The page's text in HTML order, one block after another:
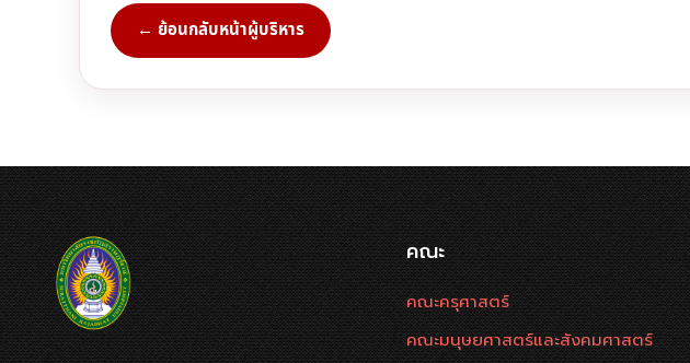
← ย้อนกลับหน้าผู้บริหาร
คณะ
คณะครุศาสตร์
คณะมนุษยศาสตร์และสังคมศาสตร์